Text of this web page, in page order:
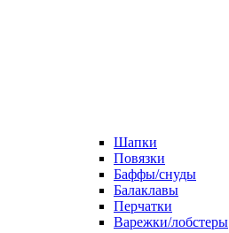
Шапки
Повязки
Баффы/снуды
Балаклавы
Перчатки
Варежки/лобстеры